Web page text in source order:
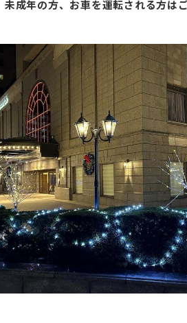
成年の方、お車を運転される方は